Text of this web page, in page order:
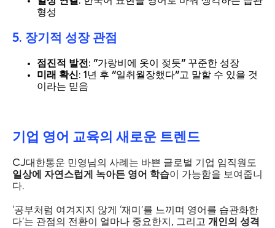
형성
5. 장기적 성장 관점
점진적 발전: "가랑비에 옷이 젖듯" 꾸준한 성장
미래 확신: 1년 후 "일취월장했다"고 말할 수 있을 것
이라는 믿음
기업 영어 교육의 새로운 트렌드
CJ대한통운 민영님의 사례는 바쁜 글로벌 기업 임직원도
일상에 자연스럽게 녹아든 영어 학습이 가능함을 보여줍니
다.
‘공부처럼 여겨지지 않게 ‘재미’를 느끼며 영어를 습관화한
다’는 관점의 전환이 얼마나 중요한지, 그리고 개인의 성격